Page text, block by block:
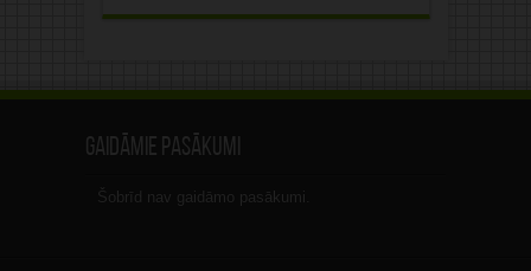
Gaidāmie pasākumi
Šobrīd nav gaidāmo pasākumi.